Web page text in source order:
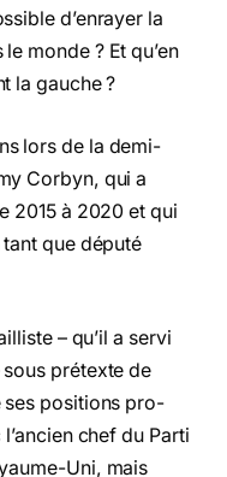
d’enrayer la
monde ? Et qu’en
la gauche ?
lors de la demi-
Corbyn, qui a
2015 à 2020 et qui
que député
– qu’il a servi
sous prétexte de
ses positions pro-
chef du Parti
Uni, mais